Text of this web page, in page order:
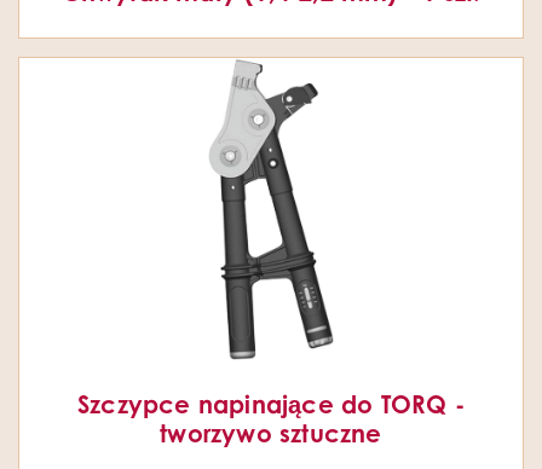
Szczypce napinające do TORQ -
tworzywo sztuczne